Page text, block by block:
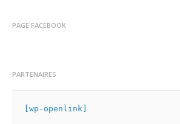
PAGE FACEBOOK
PARTENAIRES
[wp-openlink]